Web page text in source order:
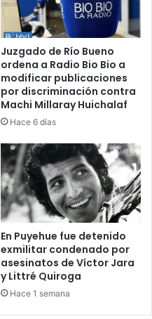
Juzgado de Río Bueno
ordena a Radio Bio Bio a
modificar publicaciones
por discriminación contra
Machi Millaray Huichalaf
Hace 6 días
En Puyehue fue detenido
exmilitar condenado por
asesinatos de Víctor Jara
y Littré Quiroga
Hace 1 semana